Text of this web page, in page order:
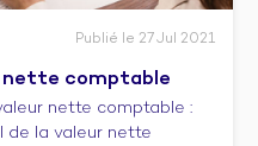
Publié le 27 Jul 2021
nette comptable
nette comptable :
de la valeur nette